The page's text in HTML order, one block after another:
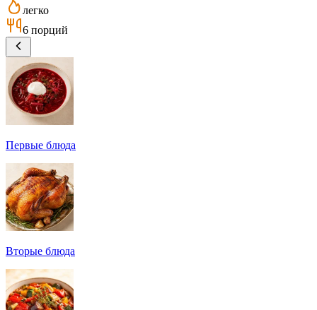
легко
6 порций
Первые блюда
Вторые блюда